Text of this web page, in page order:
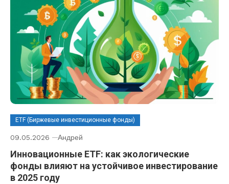
ETF (Биржевые инвестиционные фонды)
09.05.2026 Андрей
Инновационные ETF: как экологические
фонды влияют на устойчивое инвестирование
в 2025 году